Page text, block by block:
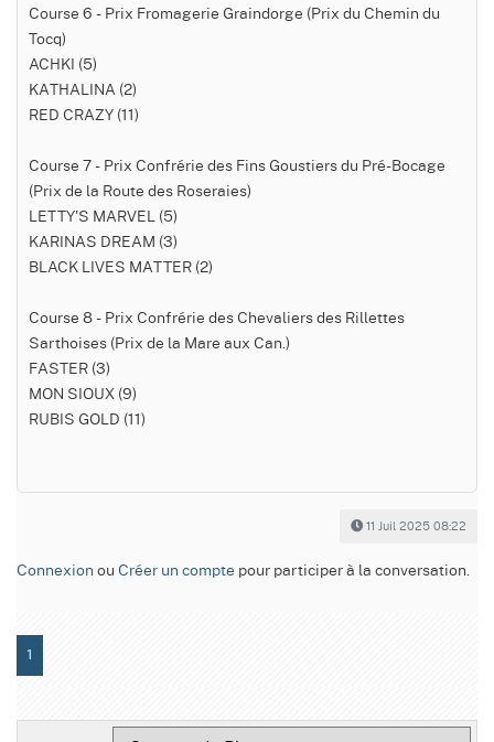
Course 6 - Prix Fromagerie Graindorge (Prix du Chemin du
Tocq)
ACHKI (5)
KATHALINA (2)
RED CRAZY (11)
Course 7 - Prix Confrérie des Fins Goustiers du Pré-Bocage
(Prix de la Route des Roseraies)
LETTY'S MARVEL (5)
KARINAS DREAM (3)
BLACK LIVES MATTER (2)
Course 8 - Prix Confrérie des Chevaliers des Rillettes
Sarthoises (Prix de la Mare aux Can.)
FASTER (3)
MON SIOUX (9)
RUBIS GOLD (11)
11 Juil 2025 08:22
Connexion ou Créer un compte pour participer à la conversation.
1